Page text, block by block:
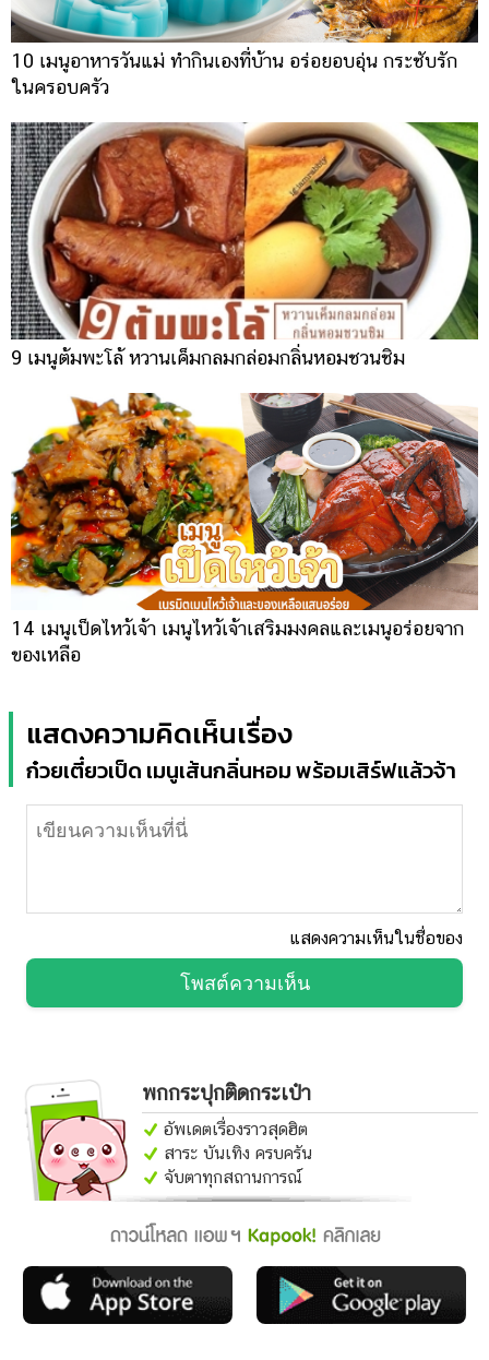
10 เมนูอาหารวันแม่ ทำกินเองที่บ้าน อร่อยอบอุ่น กระชับรัก
ในครอบครัว
9 เมนูต้มพะโล้ หวานเค็มกลมกล่อมกลิ่นหอมชวนชิม
14 เมนูเป็ดไหว้เจ้า เมนูไหว้เจ้าเสริมมงคลและเมนูอร่อยจาก
ของเหลือ
แสดงความคิดเห็นเรื่อง
ก๋วยเตี๋ยวเป็ด เมนูเส้นกลิ่นหอม พร้อมเสิร์ฟแล้วจ้า
แสดงความเห็นในชื่อของ
โพสต์ความเห็น
พกกระปุกติดกระเป๋า
อัพเดตเรื่องราวสุดฮิต
สาระ บันเทิง ครบครัน
จับตาทุกสถานการณ์